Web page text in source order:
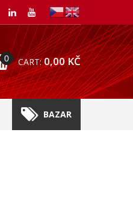
0 CART: 0,00KČ
BAZAR